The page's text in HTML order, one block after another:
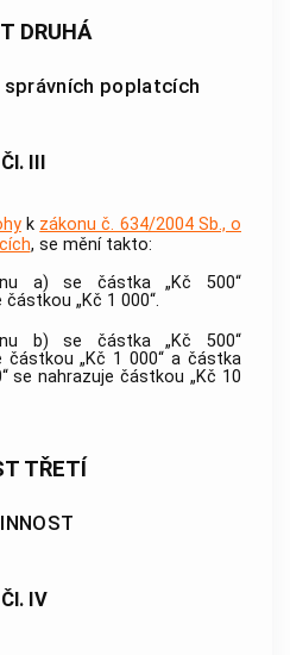
DRUHÁ
správních poplatcích
Čl. III
k zákonu č. 634/2004 Sb., o
, se mění takto:
a) se částka „Kč 500“
částkou „Kč 1 000“.
b) se částka „Kč 500“
částkou „Kč 1 000“ a částka
se nahrazuje částkou „Kč 10
TŘETÍ
Čl. IV